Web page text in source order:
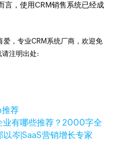
言，使用CRM销售系统已经成
爱，专业CRM系统厂商，欢迎免
请注明出处:
荐
业有哪些推荐？2000字全
以岑|SaaS营销增长专家